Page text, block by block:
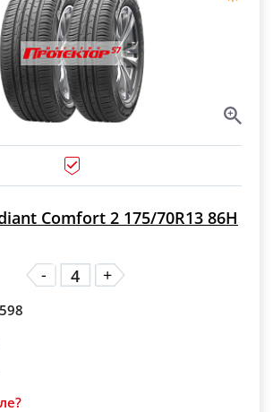
Comfort 2 175/70R13 86H
-
+